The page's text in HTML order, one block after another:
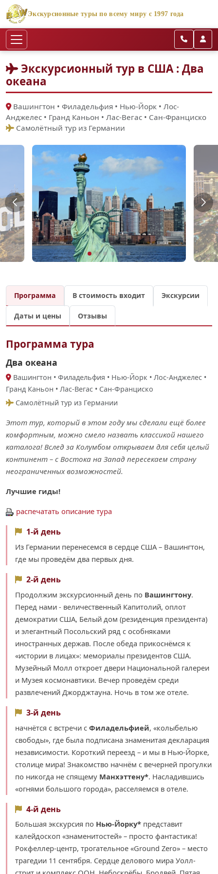
Экскурсионные туры по всему миру с 1997 года
Экскурсионный тур в США : Два
океана
Вашингтон • Филадельфия • Нью-Йорк • Лос-
Анджелес • Гранд Каньон • Лас-Вегас • Сан-Франциско
Самолётный тур из Германии
Программа В стоимость входит Экскурсии
Даты и цены Отзывы
Программа тура
Два океана
Вашингтон • Филадельфия • Нью-Йорк • Лос-Анджелес •
Гранд Каньон • Лас-Вегас • Сан-Франциско
Самолётный тур из Германии
Этот тур, который в этом году мы сделали ещё более
комфортным, можно смело назвать классикой нашего
каталога! Вслед за Колумбом открываем для себя целый
континент – с Востока на Запад пересекаем страну
неограниченных возможностей.
Лучшие гиды!
распечатать описание тура
1-й день
Из Германии перенесемся в сердце США – Вашингтон,
где мы проведём два первых дня.
2-й день
Продолжим экскурсионный день по Вашингтону.
Перед нами - величественный Капитолий, оплот
демократии США, Белый дом (резиденция президента)
и элегантный Посольский ряд c особняками
иностранных держав. После обеда прикоснёмся к
«истории в лицах»: мемориалы президентов США.
Музейный Молл откроет двери Национальной галереи
и Музея космонавтики. Вечер проведём среди
развлечений Джорджтауна. Ночь в том же отеле.
3-й день
начнётся с встречи с Филадельфией, «колыбелью
свободы», где была подписана знаменитая декларация
независимости. Короткий переезд – и мы в Нью-Йорке,
столице мира! Знакомство начнём с вечерней прогулки
по никогда не спящему Манхэттену*. Насладившись
«огнями большого города», расселяемся в отеле.
4-й день
Большая экскурсия по Нью-Йорку* представит
калейдоскоп «знаменитостей» – просто фантастика!
Рокфеллер-центр, трогательное «Ground Zero» – место
трагедии 11 сентября. Сердце делового мира Уолл-